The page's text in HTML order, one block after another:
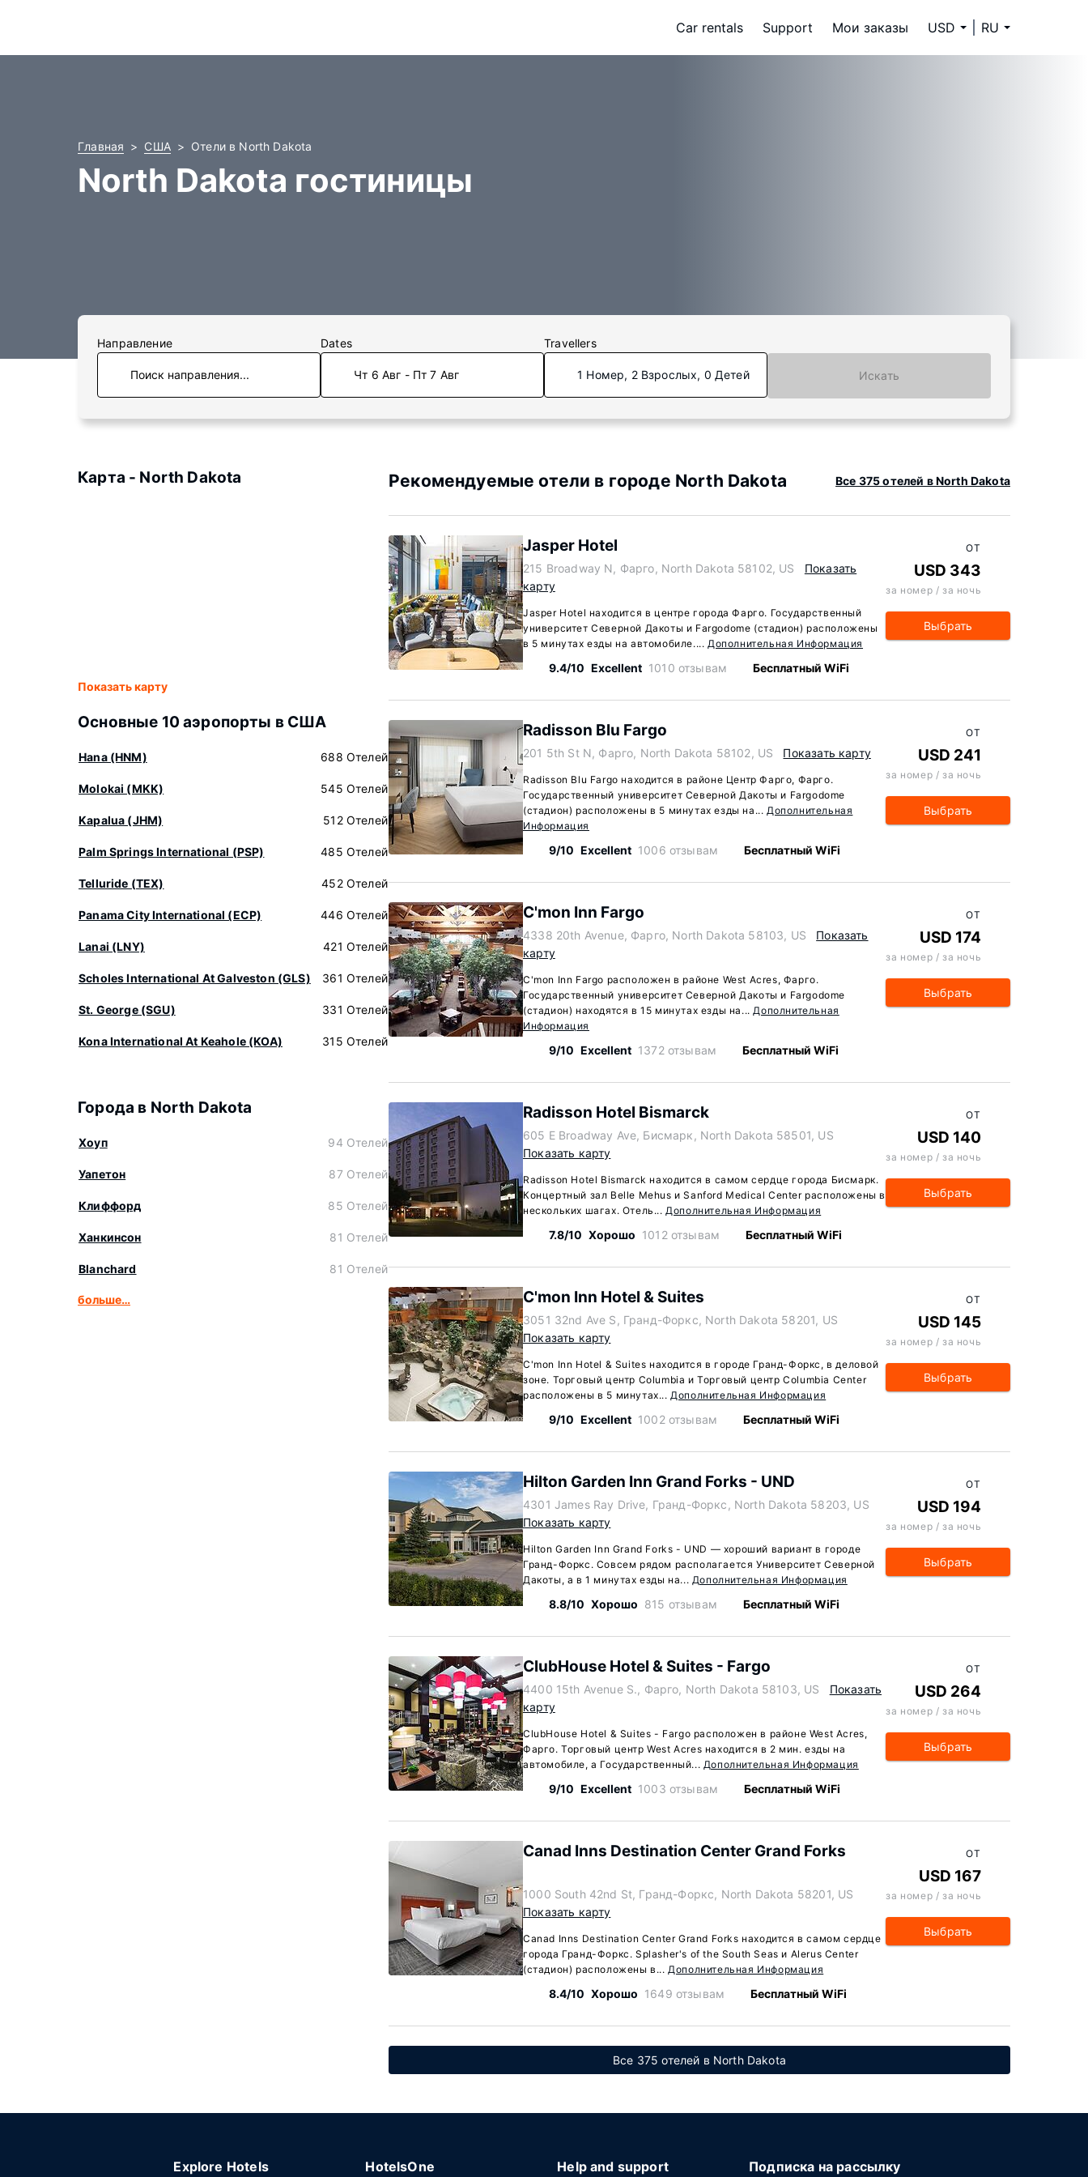
Car rentals Support Мои заказы USD RU
Главная США Отели в North Dakota
North Dakota гостиницы
Направление Dates
Чт 6 Авг - Пт 7 Авг
Travellers
1 Номер, 2 Взрослых, 0 Детей Искать
Карта - North Dakota
Показать карту
Основные 10 аэропорты в США
Hana (HNM) 688 Отелей
Molokai (MKK) 545 Отелей
Kapalua (JHM) 512 Отелей
Palm Springs International (PSP) 485 Отелей
Telluride (TEX) 452 Отелей
Panama City International (ECP) 446 Отелей
Lanai (LNY) 421 Отелей
Scholes International At Galveston (GLS) 361 Отелей
St. George (SGU) 331 Отелей
Kona International At Keahole (KOA) 315 Отелей
Города в North Dakota
Хоуп 94 Отелей
Уапетон 87 Отелей
Клиффорд 85 Отелей
Ханкинсон 81 Отелей
Blanchard 81 Отелей
больше…
Рекомендуемые отели в городе North Dakota Все 375 отелей в North Dakota
Jasper Hotel
215 Broadway N, Фарго, North Dakota 58102, US
Показать
карту
Jasper Hotel находится в центре города Фарго. Государственный
университет Северной Дакоты и Fargodome (стадион) расположены
в 5 минутах езды на автомобиле....Дополнительная Информация
9.4/10 Excellent 1010 отзывам Бесплатный WiFi
ОТ
USD 343
за номер / за ночь
Выбрать
Radisson Blu Fargo
201 5th St N, Фарго, North Dakota 58102, US Показать карту
Radisson Blu Fargo находится в районе Центр Фарго, Фарго.
Государственный университет Северной Дакоты и Fargodome
(стадион) расположены в 5 минутах езды на...Дополнительная
Информация
9/10 Excellent 1006 отзывам Бесплатный WiFi
ОТ
USD 241
за номер / за ночь
Выбрать
C'mon Inn Fargo
4338 20th Avenue, Фарго, North Dakota 58103, US
Показать
карту
C'mon Inn Fargo расположен в районе West Acres, Фарго.
Государственный университет Северной Дакоты и Fargodome
(стадион) находятся в 15 минутах езды на...Дополнительная
Информация
9/10 Excellent 1372 отзывам Бесплатный WiFi
ОТ
USD 174
за номер / за ночь
Выбрать
Radisson Hotel Bismarck
605 E Broadway Ave, Бисмарк, North Dakota 58501, US
Показать карту
Radisson Hotel Bismarck находится в самом сердце города Бисмарк.
Концертный зал Belle Mehus и Sanford Medical Center расположены в
нескольких шагах. Отель...Дополнительная Информация
7.8/10 Хорошо 1012 отзывам Бесплатный WiFi
ОТ
USD 140
за номер / за ночь
Выбрать
C'mon Inn Hotel & Suites
3051 32nd Ave S, Гранд-Форкс, North Dakota 58201, US
Показать карту
C'mon Inn Hotel & Suites находится в городе Гранд-Форкс, в деловой
зоне. Торговый центр Columbia и Торговый центр Columbia Center
расположены в 5 минутах...Дополнительная Информация
9/10 Excellent 1002 отзывам Бесплатный WiFi
ОТ
USD 145
за номер / за ночь
Выбрать
Hilton Garden Inn Grand Forks - UND
4301 James Ray Drive, Гранд-Форкс, North Dakota 58203, US
Показать карту
Hilton Garden Inn Grand Forks - UND — хороший вариант в городе
Гранд-Форкс. Совсем рядом располагается Университет Северной
Дакоты, а в 1 минутах езды на... Дополнительная Информация
8.8/10 Хорошо 815 отзывам Бесплатный WiFi
ОТ
USD 194
за номер / за ночь
Выбрать
ClubHouse Hotel & Suites - Fargo
4400 15th Avenue S., Фарго, North Dakota 58103, US
Показать
карту
ClubHouse Hotel & Suites - Fargo расположен в районе West Acres,
Фарго. Торговый центр West Acres находится в 2 мин. езды на
автомобиле, а Государственный... Дополнительная Информация
9/10 Excellent 1003 отзывам Бесплатный WiFi
ОТ
USD 264
за номер / за ночь
Выбрать
Canad Inns Destination Center Grand Forks
1000 South 42nd St, Гранд-Форкс, North Dakota 58201, US
Показать карту
Canad Inns Destination Center Grand Forks находится в самом сердце
города Гранд-Форкс. Splasher's of the South Seas и Alerus Center
(стадион) расположены в...Дополнительная Информация
8.4/10 Хорошо 1649 отзывам Бесплатный WiFi
ОТ
USD 167
за номер / за ночь
Выбрать
Все 375 отелей в North Dakota
Explore Hotels HotelsOne Help and support Подписка на рассылку